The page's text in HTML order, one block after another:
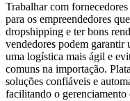
Trabalhar com
para os empreendedores
dropshipping e ter bons
vendedores podem garantir
uma logística mais ágil e
comuns na importação.
soluções confiáveis e
facilitando o gerenciamento